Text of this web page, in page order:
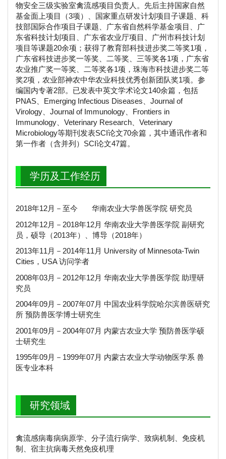
物安全三级实验室禽流感项目负责人。先后主持国家自然
基金面上项目（3项）、国家重点研发计划项目子课题、科
技部国际合作项目子课题、广东省自然科学基金项目、广
东省科技计划项目、广东省农业厅项目、广州市科技计划
项目等课题20余项；获得了教育部科技进步奖二等奖1项，
广东省科技进步奖一等奖、二等奖、三等奖各1项，广东省
农业推广奖一等奖、二等奖各1项，珠海市科技进步奖二等
奖2项，农业部神农中华农业科技优秀创新团队奖1项。参
编国内专著2部。已发表中英文学术论文140余篇，包括
PNAS、Emerging Infectious Diseases、Journal of
Virology、Journal of Immunology、Frontiers in
Immunology、Veterinary Research、Veterinary
Microbiology等期刊发表SCI论文70余篇，其中通讯作者和
第一作者（含并列）SCI论文47篇。
学历及工作经历
2018年12月－至今 华南农业大学兽医学院 研究员
2012年12月－2018年12月 华南农业大学兽医学院 副研究
员，硕导（2013年）、博导（2018年）
2013年11月－2014年11月 University of Minnesota-Twin
Cities，USA 访问学者
2008年03月－2012年12月 华南农业大学兽医学院 助理研
究员
2004年09月－2007年07月 中国农业科学院哈尔滨兽医研究
所 预防兽医学博士研究生
2001年09月－2004年07月 内蒙古农业大学 预防兽医学硕
士研究生
1995年09月－1999年07月 内蒙古农业大学动物医学系 兽
医专业本科
研究领域
禽流感病毒病病原学、分子流行病学、致病机制、免疫机
制、宿主抗病毒天然免疫机理